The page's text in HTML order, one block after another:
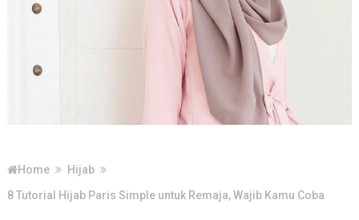
Home
Hijab
8 Tutorial Hijab Paris Simple untuk Remaja, Wajib Kamu Coba